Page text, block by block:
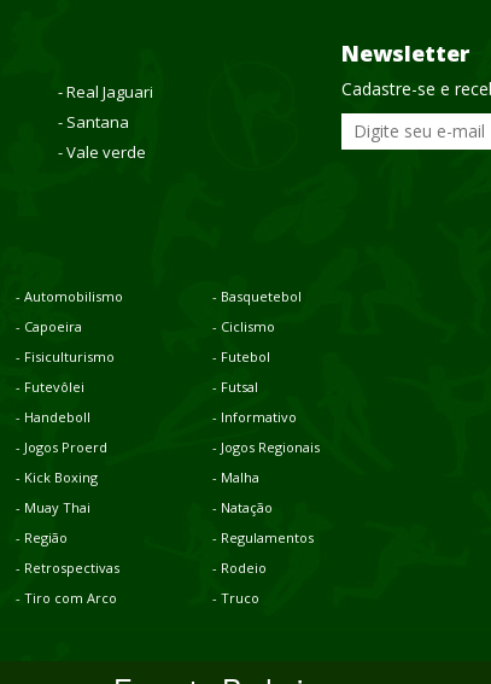
- Real Jaguari
- Santana
- Vale verde
Newsletter
Cadastre-se e
- Automobilismo
- Basquetebol
- Capoeira
- Ciclismo
- Fisiculturismo
- Futebol
- Futevôlei
- Futsal
- Handeboll
- Informativo
- Jogos Proerd
- Jogos Regionais
- Kick Boxing
- Malha
- Muay Thai
- Natação
- Região
- Regulamentos
- Retrospectivas
- Rodeio
- Tiro com Arco
- Truco